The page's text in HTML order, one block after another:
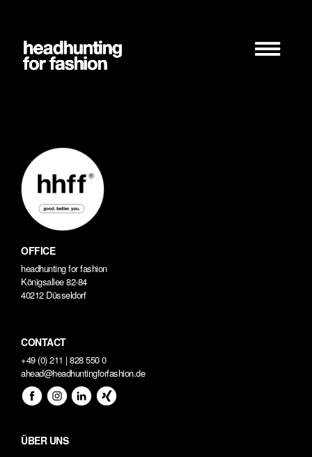
springen
OFFICE
headhunting for fashion
Königsallee 82-84
40212 Düsseldorf
CONTACT
+49 (0) 211 | 828 550 0
ahead@headhuntingforfashion.de
ÜBER UNS